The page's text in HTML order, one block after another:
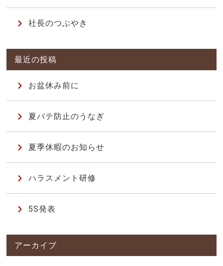
社長のつぶやき
お盆休み前に
夏バテ防止のうなぎ
夏季休暇のお知らせ
ハラスメント研修
5S発表